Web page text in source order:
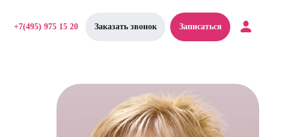
+7(495) 975 15 20 Заказать звонок Записаться